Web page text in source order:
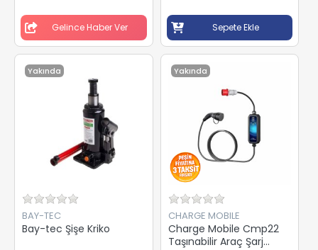
Gelince Haber Ver Sepete Ekle
Yakında
BAY-TEC
Bay-tec Şişe Kriko
Yakında
CHARGE MOBILE
Charge Mobile Cmp22
Taşınabilir Araç Şarj